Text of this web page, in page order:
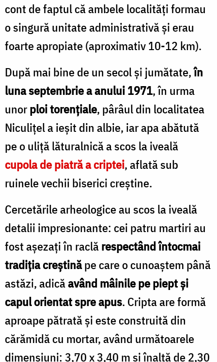
cont de faptul că ambele localităţi formau
o singură unitate administrativă şi erau
foarte apropiate (aproximativ 10-12 km).
După mai bine de un secol și jumătate,în
luna septembrie a anului 1971, în urma
unorploi torențiale, pârâul din localitatea
Niculițel a ieșit din albie, iar apa abătută
pe o uliţă lăturalnică a scos la iveală
cupola de piatră a criptei, aflată sub
ruinele vechii biserici creştine.
Cercetările arheologice au scos la iveală
detalii impresionante: cei patru martiri au
fost așezați în raclărespectând întocmai
tradiția creştinăpe care o cunoaştem până
astăzi, adicăavând mâinile pe piept şi
capul orientat spre apus. Cripta are formă
aproape pătrată şi este construită din
cărămidă cu mortar, având următoarele
dimensiuni: 3,70 x 3,40 m și înaltă de 2,30